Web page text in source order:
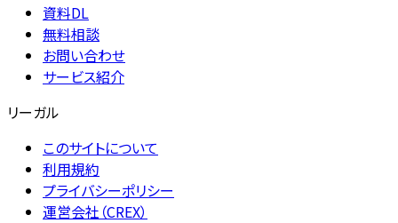
資料DL
無料相談
お問い合わせ
サービス紹介
リーガル
このサイトについて
利用規約
プライバシーポリシー
運営会社（CREX）